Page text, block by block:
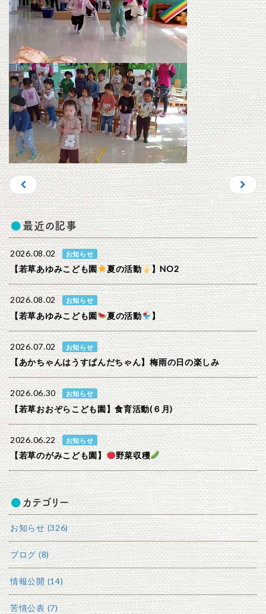
最近の記事
2026.08.02 お知らせ
【若草あゆみこども園 夏の活動 】NO2
2026.08.02 お知らせ
【若草あゆみこども園 夏の活動 】
2026.07.02 お知らせ
【あかちゃんはうすぱんだちゃん】梅雨の日の楽しみ
2026.06.30 お知らせ
【若草おおぞらこども園】食育活動(６月)
2026.06.22 お知らせ
【若草のがみこども園】 野菜収穫
カテゴリー
お知らせ (326)
ブログ (8)
情報公開 (14)
苦情公表 (7)